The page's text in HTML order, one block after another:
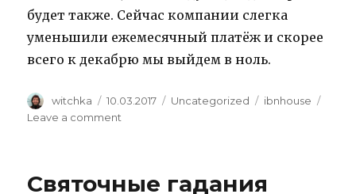
будет также. Сейчас компании слегка
уменьшили ежемесячный платёж и скорее
всего к декабрю мы выйдем в ноль.
Author
witchka
Posted
on
10.03.2017 Categories
Uncategorized Tags
ibnhouse
Leave a comment
иже
Святочные гадания